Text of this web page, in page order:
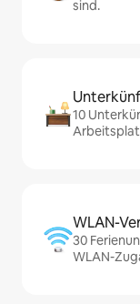
sind.
10
WLAN-
30
WLAN-